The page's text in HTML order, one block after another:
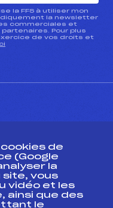
la FFS à utiliser mon
la newsletter
commerciales et
Pour plus
de vos droits et
de
(Google
la
vous
vidéo et les
ainsi que des
le